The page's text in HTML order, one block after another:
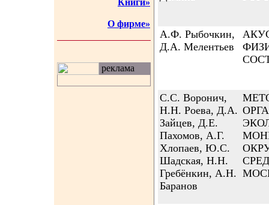
Книги»
О фирме»
реклама
А.Ф. Рыбочкин,
Д.А. Мелентьев
С.С. Воронич,
Н.Н. Роева, Д.А.
Зайцев, Д.Е.
Пахомов, А.Г.
Хлопаев, Ю.С.
Шадская, Н.Н.
Гребёнкин, А.Н.
Баранов